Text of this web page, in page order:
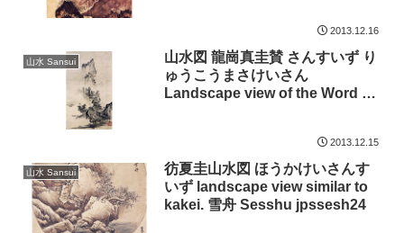
Ryoankeigo has entered. 雪舟
Sesshu jpssesh31
2013.12.16
山水 Sansui
山水図 龍崗真圭賛 さんすいず り
ゅうこうまさけいさん
Landscape view of the Word of
2013.12.15
山水 Sansui
彷夏圭山水図 ほうかけいさんす
いず landscape view similar to
kakei. 雪舟 Sesshu jpssesh24